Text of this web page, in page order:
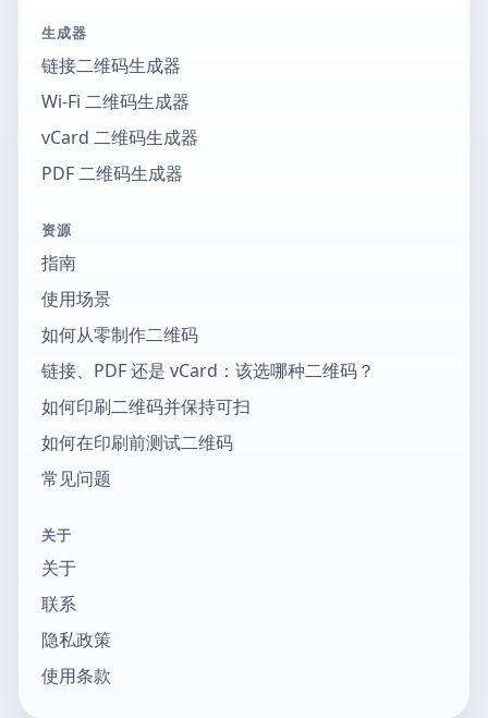
生成器
链接二维码生成器
Wi-Fi 二维码生成器
vCard 二维码生成器
PDF 二维码生成器
资源
指南
使用场景
如何从零制作二维码
链接、PDF 还是 vCard：该选哪种二维码？
如何印刷二维码并保持可扫
如何在印刷前测试二维码
常见问题
关于
关于
联系
隐私政策
使用条款